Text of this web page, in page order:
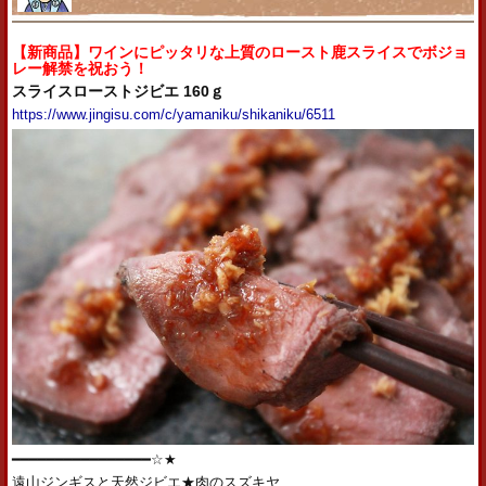
【新商品】ワインにピッタリな上質のロースト鹿スライスでボジョ
レー解禁を祝おう！
スライスローストジビエ 160ｇ
https://www.jingisu.com/c/yamaniku/shikaniku/6511
━━━━━━━━━━━━━━━━☆★
遠山ジンギスと天然ジビエ★肉のスズキヤ